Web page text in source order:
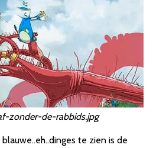
zonder-de-rabbids.jpg
te zien is de